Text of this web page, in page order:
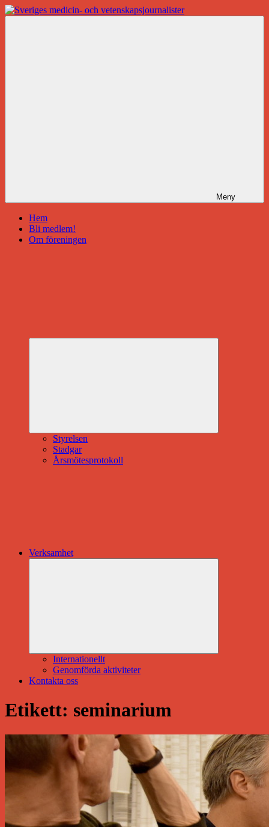
Hoppa
till
Meny
Hem
Bli medlem!
Om föreningen
Styrelsen
Stadgar
Årsmötesprotokoll
Verksamhet
Internationellt
Genomförda aktiviteter
Kontakta oss
Etikett: seminarium